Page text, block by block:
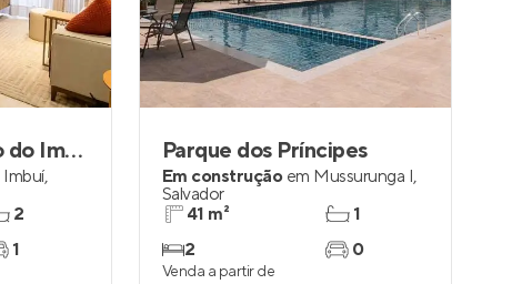
Gran Reserva Alto do Imbui
Imbuí,
2
1
Parque dos Príncipes
Em construção em Mussurunga I,
Salvador
41 m²
2
1
0
Venda a partir de